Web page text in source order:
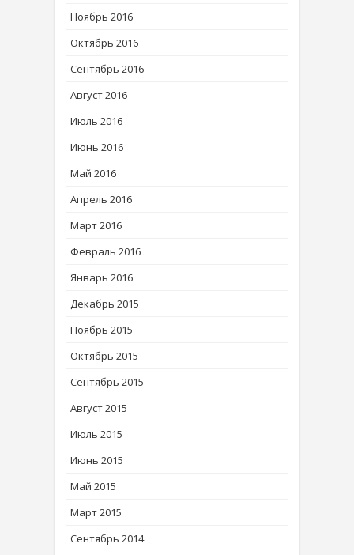
Ноябрь 2016
Октябрь 2016
Сентябрь 2016
Август 2016
Июль 2016
Июнь 2016
Май 2016
Апрель 2016
Март 2016
Февраль 2016
Январь 2016
Декабрь 2015
Ноябрь 2015
Октябрь 2015
Сентябрь 2015
Август 2015
Июль 2015
Июнь 2015
Май 2015
Март 2015
Сентябрь 2014